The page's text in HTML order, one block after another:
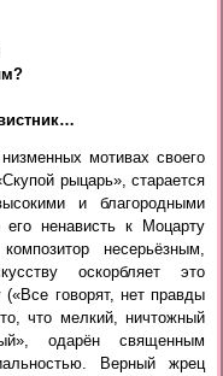
мотивах своего
рыцарь», старается
и благородными
ненависть к Моцарту
несерьёзным,
оскорбляет это
говорят, нет правды
что мелкий, ничтожный
одарён священным
Верный жрец